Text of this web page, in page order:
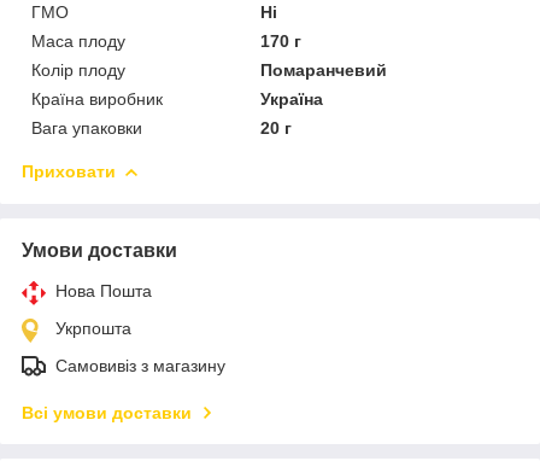
ГМО
Ні
Маса плоду
170 г
Колір плоду
Помаранчевий
Країна виробник
Україна
Вага упаковки
20 г
Приховати
Умови доставки
Нова Пошта
Укрпошта
Самовивіз з магазину
Всі умови доставки